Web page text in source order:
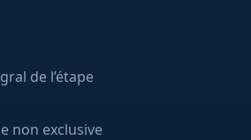
de l’étape
non exclusive